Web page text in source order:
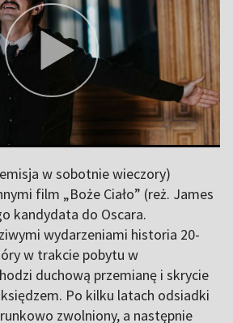
w sobotnie wieczory)
film „Boże Ciało” (reż. James
kandydata do Oscara.
wydarzeniami historia 20-
w trakcie pobytu w
duchową przemianę i skrycie
Po kilku latach odsiadki
zwolniony, a następnie